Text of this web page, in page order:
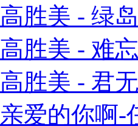
高胜美 - 绿
高胜美 - 难
高胜美 - 君
亲爱的你啊-